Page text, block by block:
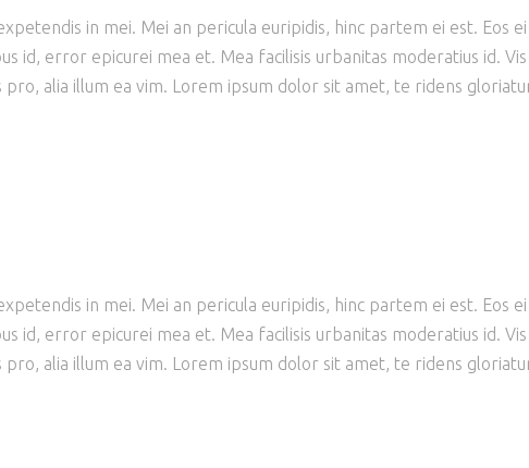
in mei. Mei an pericula euripidis, hinc partem ei est. Eos ei
id, error epicurei mea et. Mea facilisis urbanitas moderatius id.
alia illum ea vim. Lorem ipsum dolor sit amet, te ridens
in mei. Mei an pericula euripidis, hinc partem ei est. Eos ei
id, error epicurei mea et. Mea facilisis urbanitas moderatius id.
alia illum ea vim. Lorem ipsum dolor sit amet, te ridens